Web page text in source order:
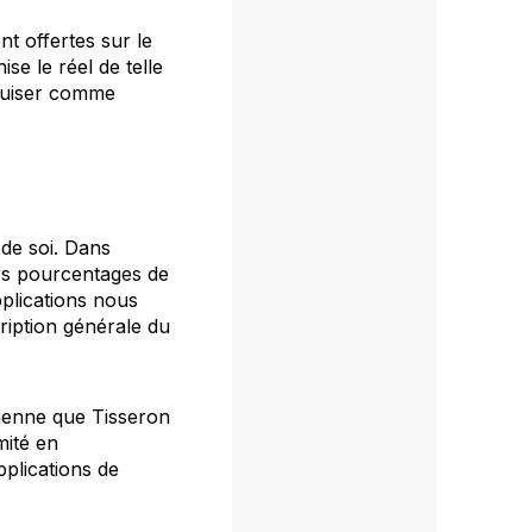
offertes sur le
le réel de telle
comme
soi. Dans
pourcentages de
nous
générale du
que Tisseron
en
de